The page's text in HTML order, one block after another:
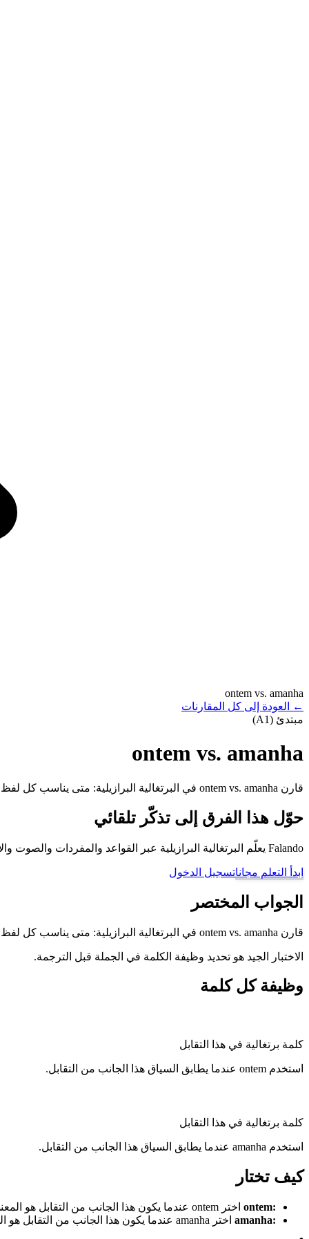
ontem vs. amanha
←
العودة إلى كل المقارنات
مبتدئ (A1)
ontem vs. amanha
قارن ontem vs. amanha في البرتغالية البرازيلية: متى يناسب كل لفظ وما الخطأ الذي يجب تجنبه.
حوّل هذا الفرق إلى تذكّر تلقائي
Falando يعلّم البرتغالية البرازيلية عبر القواعد والمفردات والصوت والأمثلة والمراجعة المتباعدة، حتى لا تبقى الأزواج الصعبة مجرد تخمين.
ابدأ التعلم مجاناتسجيل الدخول
الجواب المختصر
قارن ontem vs. amanha في البرتغالية البرازيلية: متى يناسب كل لفظ وما الخطأ الذي يجب تجنبه.
الاختبار الجيد هو تحديد وظيفة الكلمة في الجملة قبل الترجمة.
وظيفة كل كلمة
كلمة برتغالية في هذا التقابل
استخدم ontem عندما يطابق السياق هذا الجانب من التقابل.
كلمة برتغالية في هذا التقابل
استخدم amanha عندما يطابق السياق هذا الجانب من التقابل.
كيف تختار
ontem:
اختر ontem عندما يكون هذا الجانب من التقابل هو المعنى الذي تحتاجه.
amanha: اختر amanha عندما يكون هذا الجانب من التقابل هو المعنى الذي تحتاجه.